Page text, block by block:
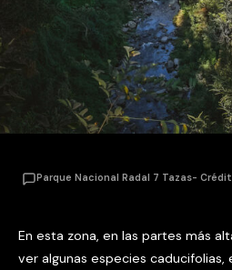
Parque Nacional Radal 7 Tazas-
En esta zona, en las partes más
ver algunas especies caducifolias,